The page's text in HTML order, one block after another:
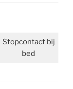
Stopcontact bij
bed